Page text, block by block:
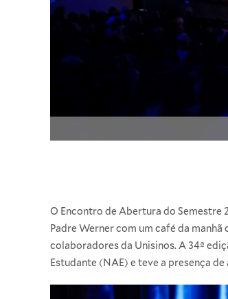
O Encontro de Abertura do Semestre
Padre Werner com um café da
colaboradores da Unisinos. A 34ª
Estudante (NAE) e teve a presença